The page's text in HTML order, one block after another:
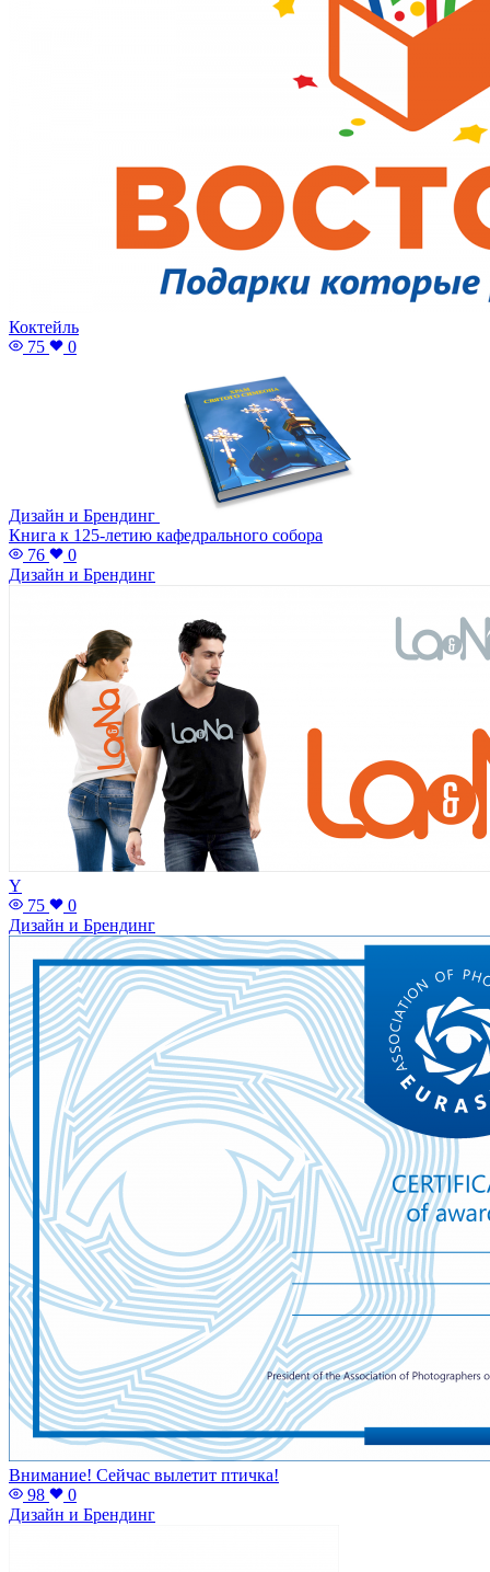
Коктейль
75
0
Дизайн и Брендинг
Книга к 125-летию кафедрального собора
76
0
Дизайн и Брендинг
Y
75
0
Дизайн и Брендинг
Внимание! Сейчас вылетит птичка!
98
0
Дизайн и Брендинг